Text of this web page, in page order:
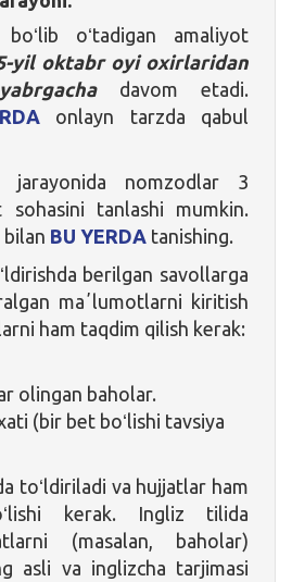
oʻtadigan amaliyot
yil oktabr oyi oxirlaridan
davom etadi.
onlayn tarzda qabul
jarayonida nomzodlar 3
sohasini tanlashi mumkin.
BU YERDA tanishing.
berilgan savollarga
maʼlumotlarni kiritish
ham taqdim qilish kerak:
olingan baholar.
(bir bet boʻlishi tavsiya
toʻldiriladi va hujjatlar ham
kerak. Ingliz tilida
(masalan, baholar)
asli va inglizcha tarjimasi